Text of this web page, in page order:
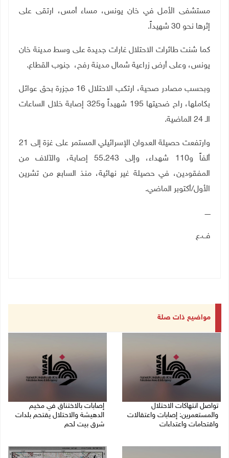
مستشفى الأمل في خان يونس، مساء أمس، ارتقى على
إثرها نحو 30 شهيداً.
كما شنت طائرات الاحتلال غارات جديدة على وسط مدينة خان
يونس، وعلى أرض زراعية شمال مدينة رفح، جنوب القطاع.
وبحسب مصادر صحية، ارتكب الاحتلال 16 مجزرة بحق عوائل
بكاملها، راح ضحيتها 195 شهيداً و325 إصابة خلال الساعات
الـ 24 الماضية.
وارتفعت حصيلة العدوان الإسرائيلي المستمر على غزة إلى 21
ألفاً و110 شهداء، وإلى 55.243 إصابة، والآلاف من
المفقودين، في حصيلة غير نهائية، منذ السابع من تشرين
الأول/أكتوبر الماضي.
ـــــ
ف.ع
مواضيع ذات صلة
تواصل انتهاكات الاحتلال
والمستعمرين: إصابات واعتقالات
واقتحامات واعتداءات
إصابات بالاختناق في مخيم
الدهيشة والاحتلال يقتحم بلدات
شرق بيت لحم